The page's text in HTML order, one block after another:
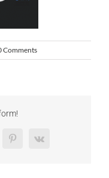
Comments
PinterestVk